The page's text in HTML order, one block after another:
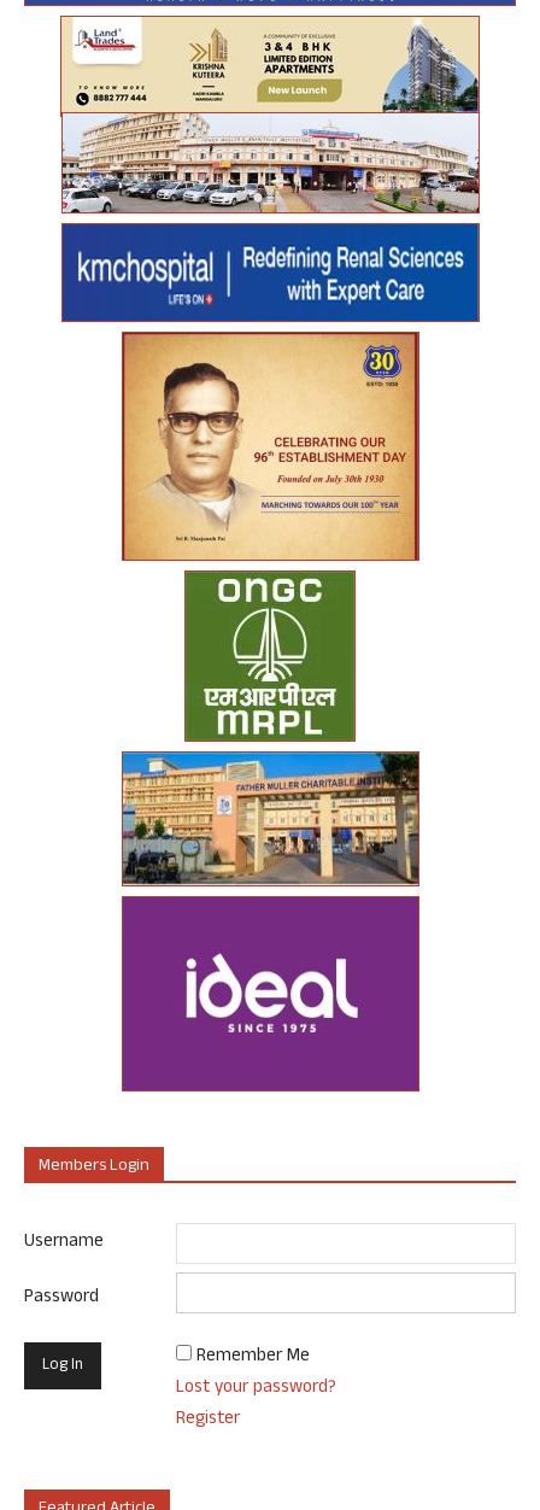
Members Login
Username
Password
Remember Me
Lost your password?
Register